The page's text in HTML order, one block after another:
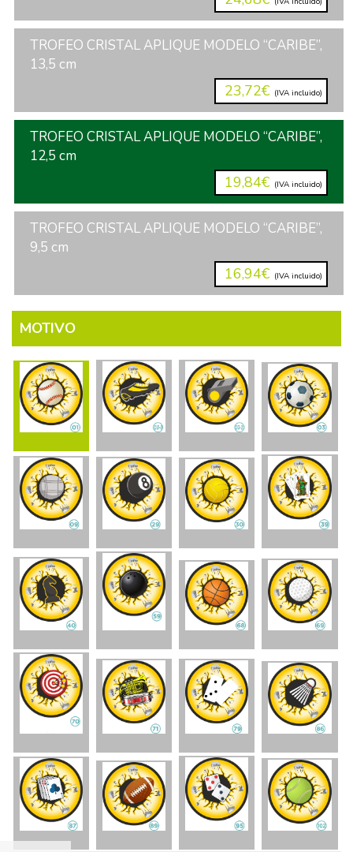
TROFEO CRISTAL APLIQUE MODELO “CARIBE”,
13,5 cm
23,72€ (IVA incluido)
TROFEO CRISTAL APLIQUE MODELO “CARIBE”,
12,5 cm
19,84€ (IVA incluido)
TROFEO CRISTAL APLIQUE MODELO “CARIBE”,
9,5 cm
16,94€ (IVA incluido)
MOTIVO